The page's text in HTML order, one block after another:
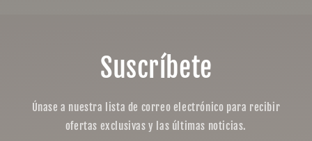
Suscríbete
Únase a nuestra lista de correo electrónico para recibir
ofertas exclusivas y las últimas noticias.